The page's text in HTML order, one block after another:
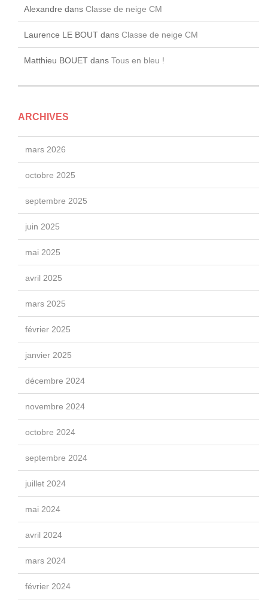
Alexandre dans Classe de neige CM
Laurence LE BOUT dans Classe de neige CM
Matthieu BOUET dans Tous en bleu !
ARCHIVES
mars 2026
octobre 2025
septembre 2025
juin 2025
mai 2025
avril 2025
mars 2025
février 2025
janvier 2025
décembre 2024
novembre 2024
octobre 2024
septembre 2024
juillet 2024
mai 2024
avril 2024
mars 2024
février 2024